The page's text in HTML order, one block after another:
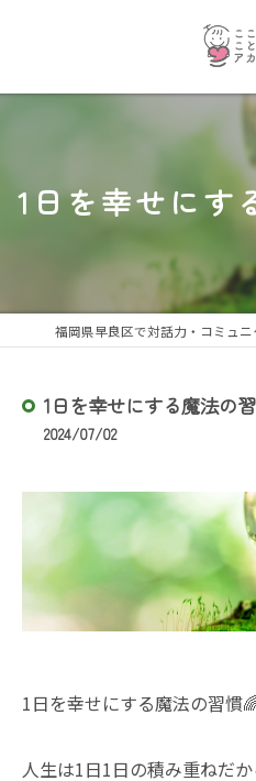
1日を幸せにす
1日を幸せにする魔法の
2024/07/02
1日を幸せにする魔法の習慣
人生は1日1日の積み重ねだか